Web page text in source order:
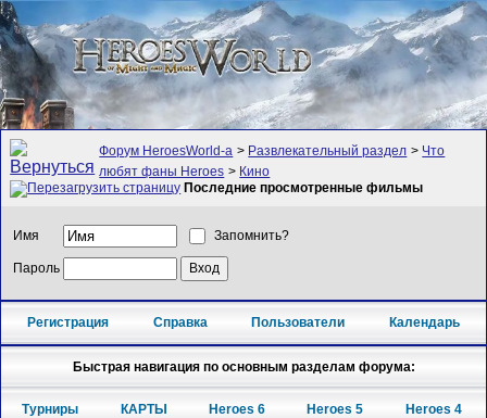
Форум HeroesWorld-а > Развлекательный раздел > Что
любят фаны Heroes > Кино
Последние просмотренные фильмы
Имя Запомнить?
Пароль
Регистрация Справка Пользователи Календарь
Быстрая навигация по основным разделам форума:
Турниры КАРТЫ Heroes 6 Heroes 5 Heroes 4